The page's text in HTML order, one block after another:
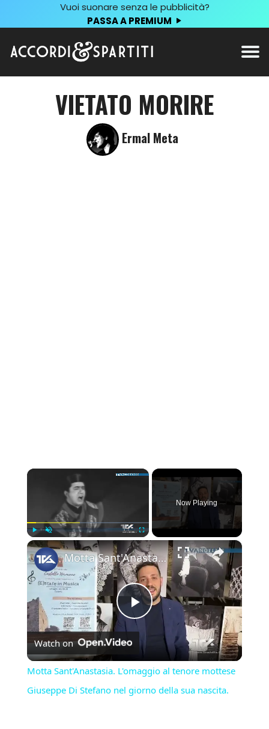
Vuoi suonare senza le pubblicità?
PASSA A PREMIUM
VIETATO MORIRE
Ermal Meta
×
Play Unmute Fullscreen
Now Playing
×
Play
Video
Motta Sant'Anastasia. L'omaggio al tenore mottese Giuseppe Di Stefano nel giorno della sua nascita.
Watch on
Motta Sant'Anastasia. L'omaggio al tenore mottese
Giuseppe Di Stefano nel giorno della sua nascita.